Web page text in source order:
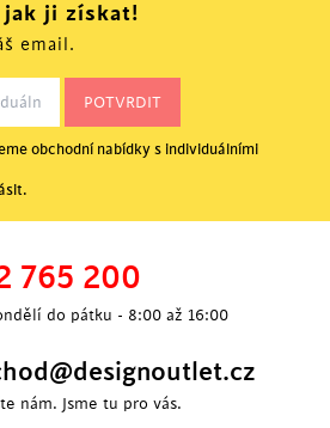
jak ji získat!
email.
obchodní nabídky s individuálními
765 200
do pátku - 8:00 až 16:00
nám. Jsme tu pro vás.